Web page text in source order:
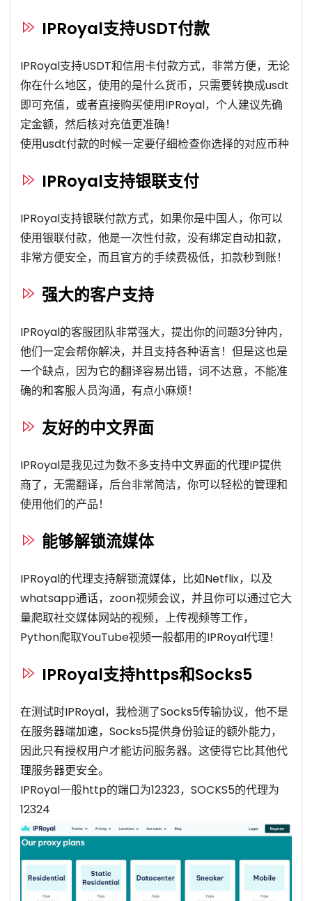
IPRoyal支持USDT付款
IPRoyal支持USDT和信用卡付款方式，非常方便，无论
你在什么地区，使用的是什么货币，只需要转换成usdt
即可充值，或者直接购买使用IPRoyal，个人建议先确
定金额，然后核对充值更准确！
使用usdt付款的时候一定要仔细检查你选择的对应币种
IPRoyal支持银联支付
IPRoyal支持银联付款方式，如果你是中国人，你可以
使用银联付款，他是一次性付款，没有绑定自动扣款，
非常方便安全，而且官方的手续费极低，扣款秒到账！
强大的客户支持
IPRoyal的客服团队非常强大，提出你的问题3分钟内，
他们一定会帮你解决，并且支持各种语言！但是这也是
一个缺点，因为它的翻译容易出错，词不达意，不能准
确的和客服人员沟通，有点小麻烦！
友好的中文界面
IPRoyal是我见过为数不多支持中文界面的代理IP提供
商了，无需翻译，后台非常简洁，你可以轻松的管理和
使用他们的产品！
能够解锁流媒体
IPRoyal的代理支持解锁流媒体，比如Netflix，以及
whatsapp通话，zoon视频会议，并且你可以通过它大
量爬取社交媒体网站的视频，上传视频等工作，
Python爬取YouTube视频一般都用的IPRoyal代理！
IPRoyal支持https和Socks5
在测试时IPRoyal，我检测了Socks5传输协议，他不是
在服务器端加速，Socks5提供身份验证的额外能力，
因此只有授权用户才能访问服务器。这使得它比其他代
理服务器更安全。
IPRoyal一般http的端口为12323，SOCKS5的代理为
12324